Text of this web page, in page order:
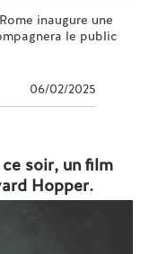
inaugure une
le public
06/02/2025
soir, un film
Hopper.